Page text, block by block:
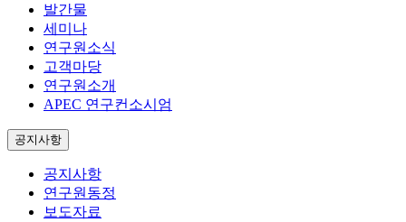
발간물
세미나
연구원소식
고객마당
연구원소개
APEC 연구컨소시엄
공지사항
공지사항
연구원동정
보도자료